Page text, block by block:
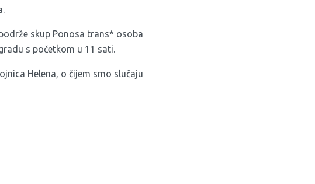
skup Ponosa trans* osoba
s početkom u 11 sati.
Helena, o čijem smo slučaju